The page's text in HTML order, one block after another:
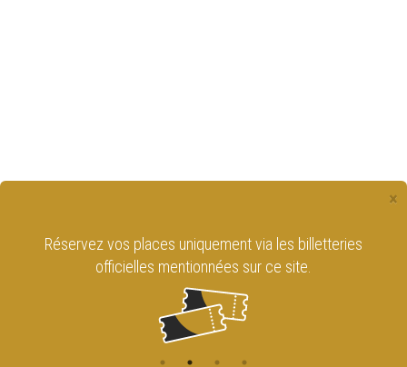
×
Réservez vos places uniquement via les billetteries
officielles mentionnées sur ce site.